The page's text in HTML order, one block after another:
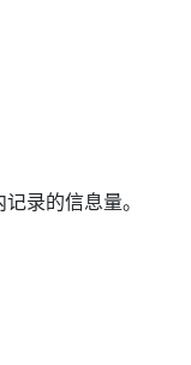
录的信息量。